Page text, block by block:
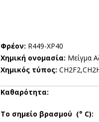
Φρέον: R449-XP40
Χημική ονομασία: Μείγμα
Χημικός τύπος:
Καθαρότητα:
Το σημείο βρασμού (° C):